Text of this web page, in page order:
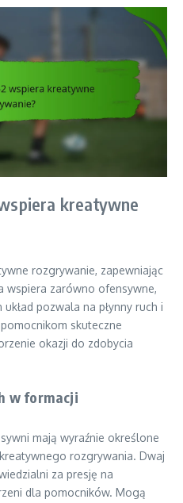
kreatywne
rozgrywanie, zapewniając
wspiera zarówno ofensywne,
pozwala na płynny ruch i
skuteczne
okazji do zdobycia
w formacji
mają wyraźnie określone
rozgrywania. Dwaj
za presję na
dla pomocników. Mogą